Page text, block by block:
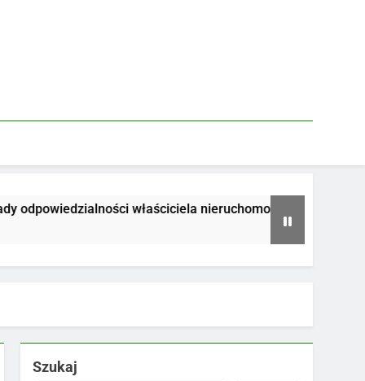
właściciela nieruchomości
Szukaj